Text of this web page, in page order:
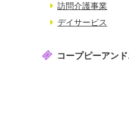
訪問介護事業
デイサービス
コープピーアン